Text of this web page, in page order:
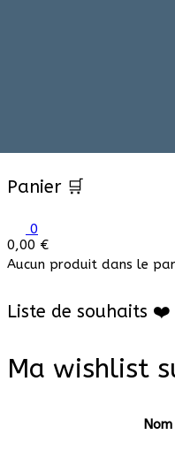
Panier 🛒
0
0,00 €
Aucun produit dans le
Liste de souhaits ❤️
Ma wishlist